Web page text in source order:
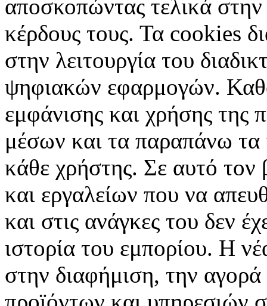
αποσκοπώντας τελικά
κέρδους τους. Τα cookies
στην λειτουργία του
ψηφιακών εφαρμογών.
εμφάνισης και χρήσης της
μέσων και τα παραπάνω τα
κάθε χρήστης. Σε αυτό
και εργαλείων που να
και στις ανάγκες του δεν
ιστορία του εμπορίου. Η
στην διαφήμιση, την